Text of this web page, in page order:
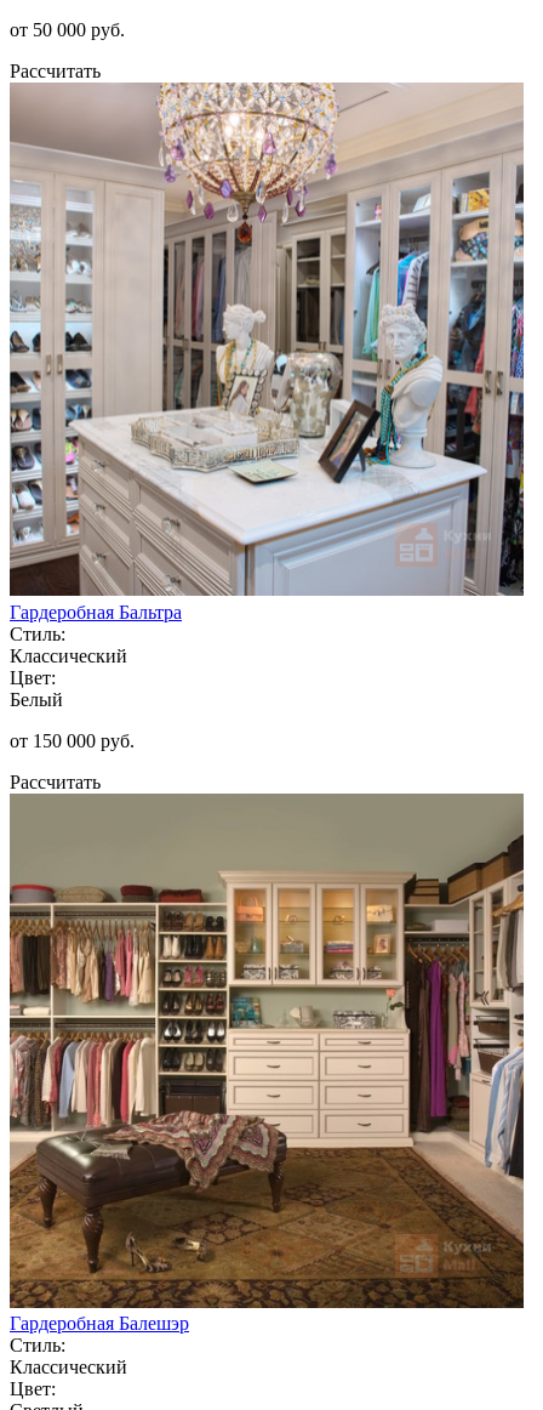
от 50 000 руб.
Рассчитать
Гардеробная Бальтра
Стиль:
Классический
Цвет:
Белый
от 150 000 руб.
Рассчитать
Гардеробная Балешэр
Стиль:
Классический
Цвет: